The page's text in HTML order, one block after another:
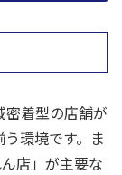
着型の店舗が
環境です。ま
店」が主要な